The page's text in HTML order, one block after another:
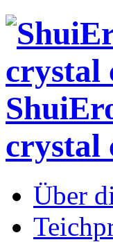
crystal
Über